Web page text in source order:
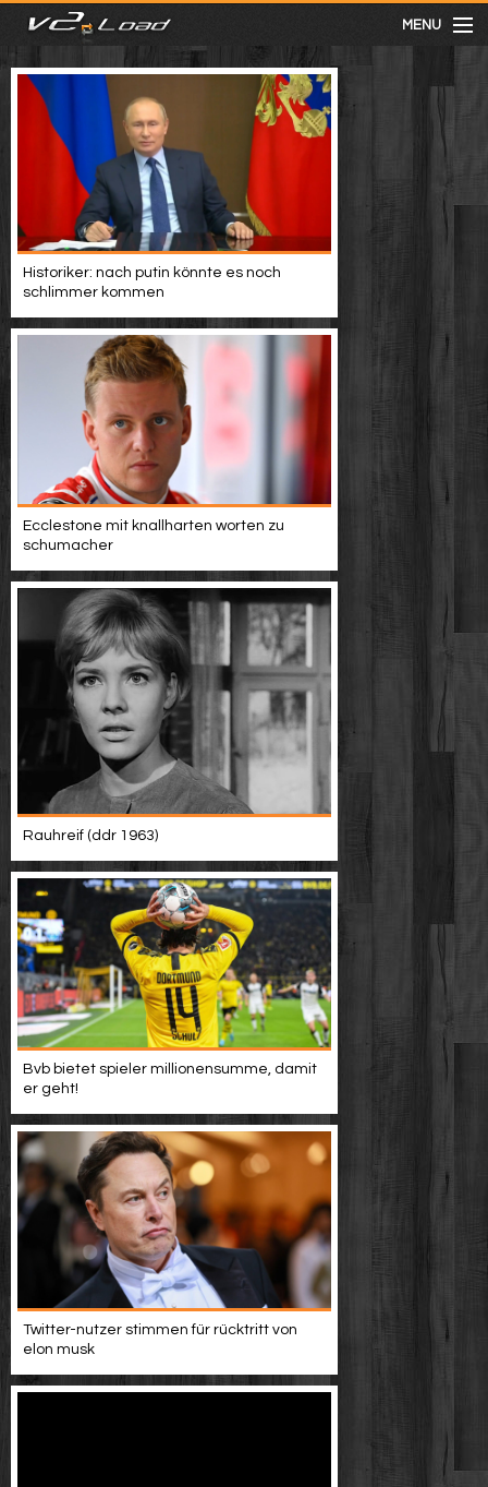
MENU
meist gesehen
neuste
kategorien
Menu
mit facebook anmelden
Informationen
Werbung
Historiker: nach putin könnte es noch
schlimmer kommen
Ecclestone mit knallharten worten zu
schumacher
Rauhreif (ddr 1963)
Bvb bietet spieler millionensumme, damit
er geht!
Twitter-nutzer stimmen für rücktritt von
elon musk